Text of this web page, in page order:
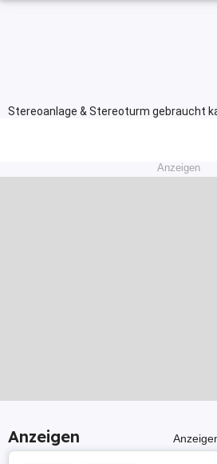
Stereoanlage & Stereoturm gebraucht
Anzeigen
Anzeigen